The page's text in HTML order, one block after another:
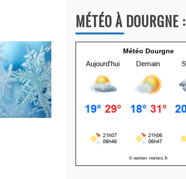
t
i
v
MÉTÉO À DOURGNE :
Météo Dourgne
© wetter meteo.fr